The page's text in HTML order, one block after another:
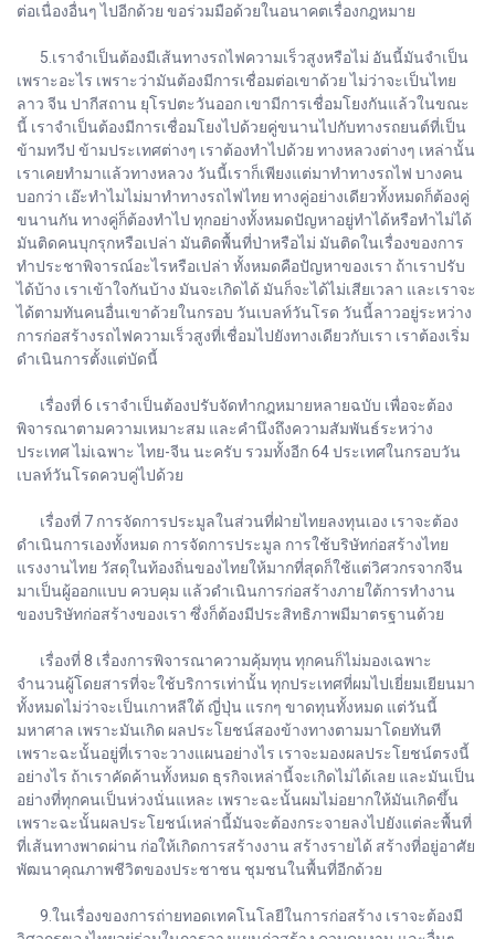
ต่อเนื่องอื่นๆ ไปอีกด้วย ขอร่วมมือด้วยในอนาคตเรื่องกฎหมาย
5.เราจำเป็นต้องมีเส้นทางรถไฟความเร็วสูงหรือไม่ อันนี้มันจำเป็น
เพราะอะไร เพราะว่ามันต้องมีการเชื่อมต่อเขาด้วย ไม่ว่าจะเป็นไทย
ลาว จีน ปากีสถาน ยุโรปตะวันออก เขามีการเชื่อมโยงกันแล้วในขณะ
นี้ เราจำเป็นต้องมีการเชื่อมโยงไปด้วยคู่ขนานไปกับทางรถยนต์ที่เป็น
ข้ามทวีป ข้ามประเทศต่างๆ เราต้องทำไปด้วย ทางหลวงต่างๆ เหล่านั้น
เราเคยทำมาแล้วทางหลวง วันนี้เราก็เพียงแต่มาทำทางรถไฟ บางคน
บอกว่า เอ๊ะทำไมไม่มาทำทางรถไฟไทย ทางคู่อย่างเดียวทั้งหมดก็ต้องคู่
ขนานกัน ทางคู่ก็ต้องทำไป ทุกอย่างทั้งหมดปัญหาอยู่ทำได้หรือทำไม่ได้
มันติดคนบุกรุกหรือเปล่า มันติดพื้นที่ป่าหรือไม่ มันติดในเรื่องของการ
ทำประชาพิจารณ์อะไรหรือเปล่า ทั้งหมดคือปัญหาของเรา ถ้าเราปรับ
ได้บ้าง เราเข้าใจกันบ้าง มันจะเกิดได้ มันก็จะได้ไม่เสียเวลา และเราจะ
ได้ตามทันคนอื่นเขาด้วยในกรอบ วันเบลท์วันโรด วันนี้ลาวอยู่ระหว่าง
การก่อสร้างรถไฟความเร็วสูงที่เชื่อมไปยังทางเดียวกับเรา เราต้องเริ่ม
ดำเนินการตั้งแต่บัดนี้
เรื่องที่ 6 เราจำเป็นต้องปรับจัดทำกฎหมายหลายฉบับ เพื่อจะต้อง
พิจารณาตามความเหมาะสม และคำนึงถึงความสัมพันธ์ระหว่าง
ประเทศ ไม่เฉพาะ ไทย-จีน นะครับ รวมทั้งอีก 64 ประเทศในกรอบวัน
เบลท์วันโรดควบคู่ไปด้วย
เรื่องที่ 7 การจัดการประมูลในส่วนที่ฝ่ายไทยลงทุนเอง เราจะต้อง
ดำเนินการเองทั้งหมด การจัดการประมูล การใช้บริษัทก่อสร้างไทย
แรงงานไทย วัสดุในท้องถิ่นของไทยให้มากที่สุดก็ใช้แต่วิศวกรจากจีน
มาเป็นผู้ออกแบบ ควบคุม แล้วดำเนินการก่อสร้างภายใต้การทำงาน
ของบริษัทก่อสร้างของเรา ซึ่งก็ต้องมีประสิทธิภาพมีมาตรฐานด้วย
เรื่องที่ 8 เรื่องการพิจารณาความคุ้มทุน ทุกคนก็ไม่มองเฉพาะ
จำนวนผู้โดยสารที่จะใช้บริการเท่านั้น ทุกประเทศที่ผมไปเยี่ยมเยียนมา
ทั้งหมดไม่ว่าจะเป็นเกาหลีใต้ ญี่ปุ่น แรกๆ ขาดทุนทั้งหมด แต่วันนี้
มหาศาล เพราะมันเกิด ผลประโยชน์สองข้างทางตามมาโดยทันที
เพราะฉะนั้นอยู่ที่เราจะวางแผนอย่างไร เราจะมองผลประโยชน์ตรงนี้
อย่างไร ถ้าเราคัดค้านทั้งหมด ธุรกิจเหล่านี้จะเกิดไม่ได้เลย และมันเป็น
อย่างที่ทุกคนเป็นห่วงนั่นแหละ เพราะฉะนั้นผมไม่อยากให้มันเกิดขึ้น
เพราะฉะนั้นผลประโยชน์เหล่านี้มันจะต้องกระจายลงไปยังแต่ละพื้นที่
ที่เส้นทางพาดผ่าน ก่อให้เกิดการสร้างงาน สร้างรายได้ สร้างที่อยู่อาศัย
พัฒนาคุณภาพชีวิตของประชาชน ชุมชนในพื้นที่อีกด้วย
9.ในเรื่องของการถ่ายทอดเทคโนโลยีในการก่อสร้าง เราจะต้องมี